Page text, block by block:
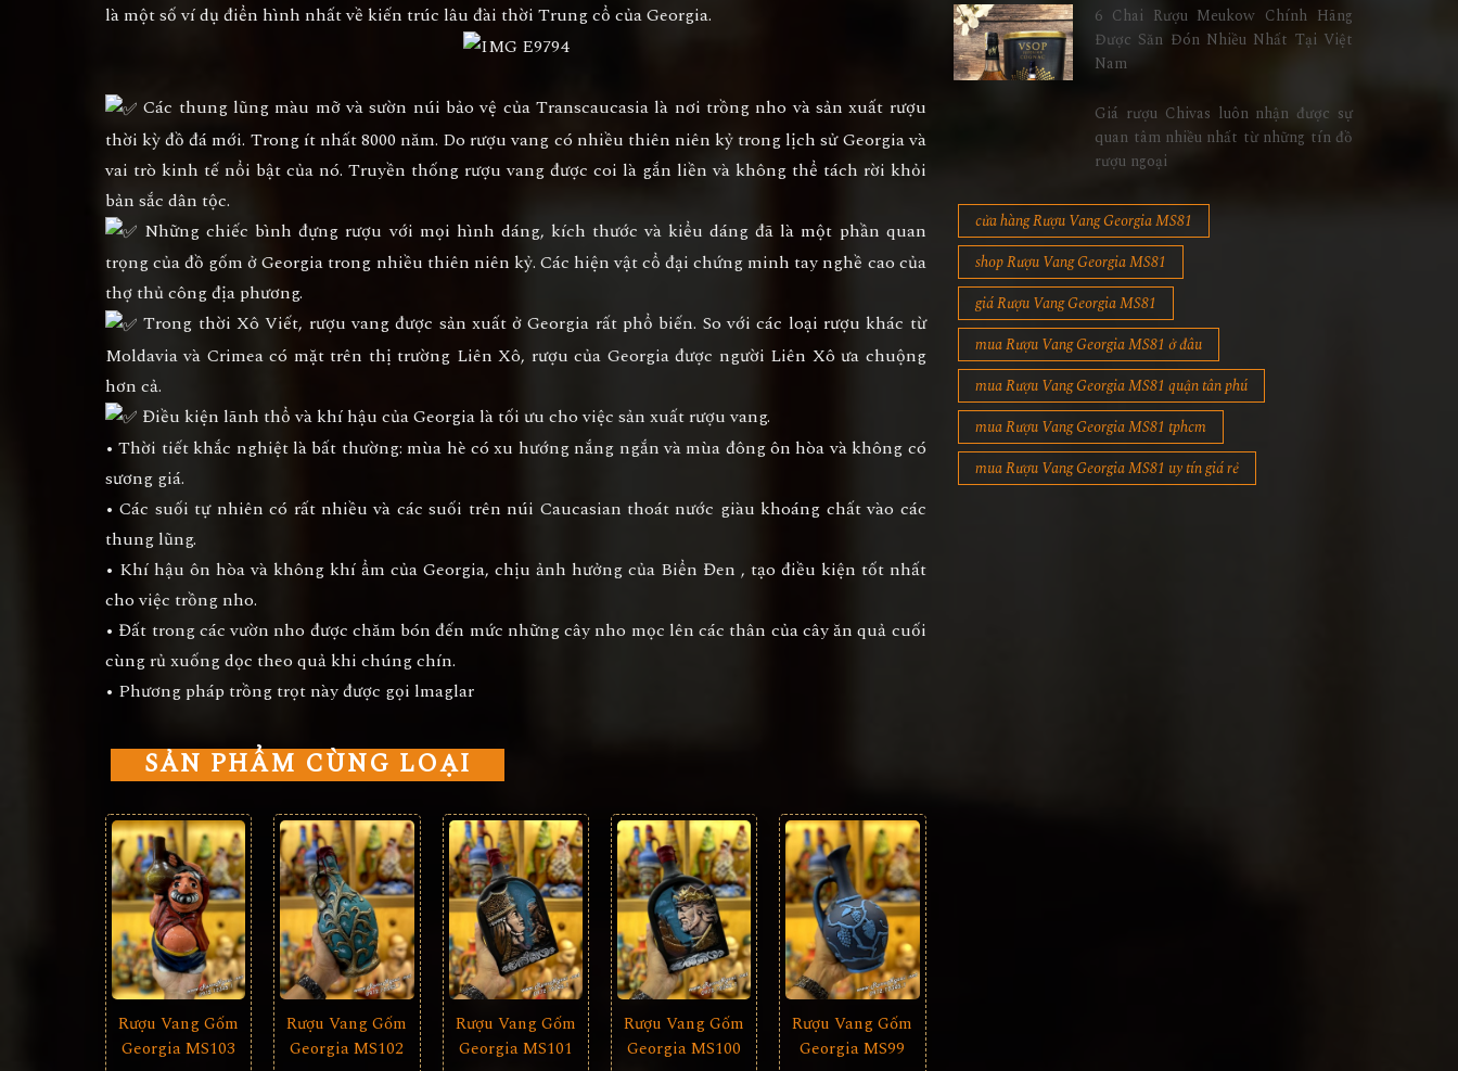
là một số ví dụ điển hình nhất về kiến trúc lâu đài thời Trung cổ của Georgia.
Các thung lũng màu mỡ và sườn núi bảo vệ của Transcaucasia là nơi trồng nho và sản xuất rượu
thời kỳ đồ đá mới. Trong ít nhất 8000 năm. Do rượu vang có nhiều thiên niên kỷ trong lịch sử Georgia và
vai trò kinh tế nổi bật của nó. Truyền thống rượu vang được coi là gắn liền và không thể tách rời khỏi
bản sắc dân tộc.
Những chiếc bình đựng rượu với mọi hình dáng, kích thước và kiểu dáng đã là một phần quan
trọng của đồ gốm ở Georgia trong nhiều thiên niên kỷ. Các hiện vật cổ đại chứng minh tay nghề cao của
thợ thủ công địa phương.
Trong thời Xô Viết, rượu vang được sản xuất ở Georgia rất phổ biến. So với các loại rượu khác từ
Moldavia và Crimea có mặt trên thị trường Liên Xô, rượu của Georgia được người Liên Xô ưa chuộng
hơn cả.
Điều kiện lãnh thổ và khí hậu của Georgia là tối ưu cho việc sản xuất rượu vang.
• Thời tiết khắc nghiệt là bất thường: mùa hè có xu hướng nắng ngắn và mùa đông ôn hòa và không có
sương giá.
• Các suối tự nhiên có rất nhiều và các suối trên núi Caucasian thoát nước giàu khoáng chất vào các
thung lũng.
• Khí hậu ôn hòa và không khí ẩm của Georgia, chịu ảnh hưởng của Biển Đen , tạo điều kiện tốt nhất
cho việc trồng nho.
• Đất trong các vườn nho được chăm bón đến mức những cây nho mọc lên các thân của cây ăn quả cuối
cùng rủ xuống dọc theo quả khi chúng chín.
• Phương pháp trồng trọt này được gọi lmaglar
SẢN PHẨM CÙNG LOẠI
Rượu Vang Gốm
Georgia MS103
Rượu Vang Gốm
Georgia MS102
Rượu Vang Gốm
Georgia MS101
Rượu Vang Gốm
Georgia MS100
Rượu Vang Gốm
Georgia MS99
6 Chai Rượu Meukow Chính Hãng
Được Săn Đón Nhiều Nhất Tại Việt
Nam
Giá rượu Chivas luôn nhận được sự
quan tâm nhiều nhất từ những tín đồ
rượu ngoại
cửa hàng Rượu Vang Georgia MS81
shop Rượu Vang Georgia MS81
giá Rượu Vang Georgia MS81
mua Rượu Vang Georgia MS81 ở đâu
mua Rượu Vang Georgia MS81 quận tân phú
mua Rượu Vang Georgia MS81 tphcm
mua Rượu Vang Georgia MS81 uy tín giá rẻ